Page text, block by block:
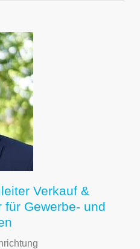
Verkauf &
für Gewerbe- und